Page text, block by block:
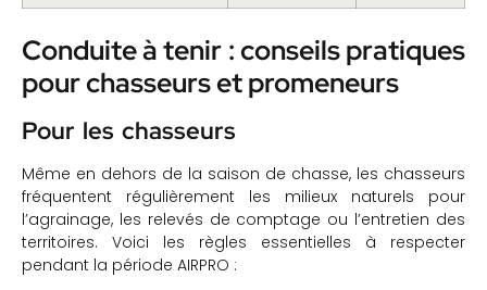
Conduite à tenir : conseils pratiques
pour chasseurs et promeneurs
Pour les chasseurs
Même en dehors de la saison de chasse, les chasseurs
fréquentent régulièrement les milieux naturels pour
l’agrainage, les relevés de comptage ou l’entretien des
territoires. Voici les règles essentielles à respecter
pendant la période AIRPRO :